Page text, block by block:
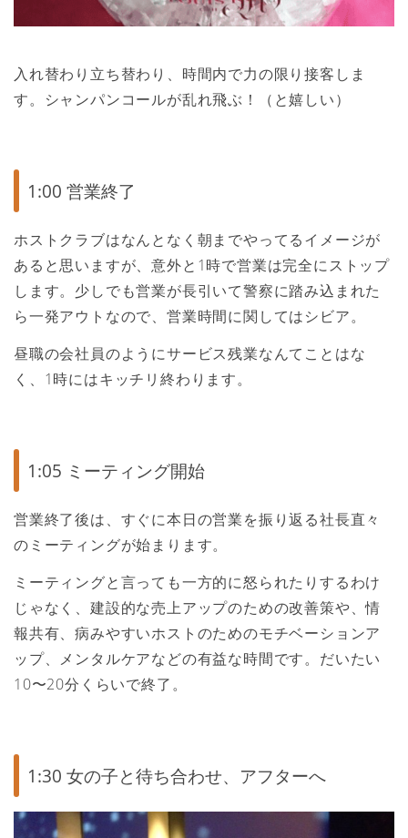
入れ替わり立ち替わり、時間内で力の限り接客しま
す。シャンパンコールが乱れ飛ぶ！（と嬉しい）
1:00 営業終了
ホストクラブはなんとなく朝までやってるイメージが
あると思いますが、意外と1時で営業は完全にストップ
します。少しでも営業が長引いて警察に踏み込まれた
ら一発アウトなので、営業時間に関してはシビア。
昼職の会社員のようにサービス残業なんてことはな
く、1時にはキッチリ終わります。
1:05 ミーティング開始
営業終了後は、すぐに本日の営業を振り返る社長直々
のミーティングが始まります。
ミーティングと言っても一方的に怒られたりするわけ
じゃなく、建設的な売上アップのための改善策や、情
報共有、病みやすいホストのためのモチベーションア
ップ、メンタルケアなどの有益な時間です。だいたい
10〜20分くらいで終了。
1:30 女の子と待ち合わせ、アフターへ